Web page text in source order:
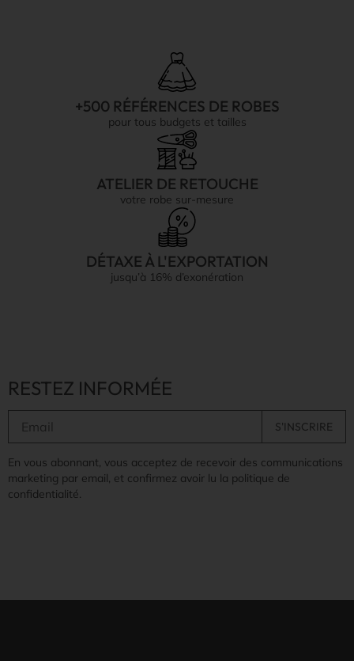
+500 RÉFÉRENCES DE ROBES
pour tous budgets et tailles
ATELIER DE RETOUCHE
votre robe sur-mesure
DÉTAXE À L'EXPORTATION
jusqu’à 16% d’exonération
RESTEZ INFORMÉE
En vous abonnant, vous acceptez de recevoir des communications
marketing par email, et confirmez avoir lu la politique de
confidentialité.